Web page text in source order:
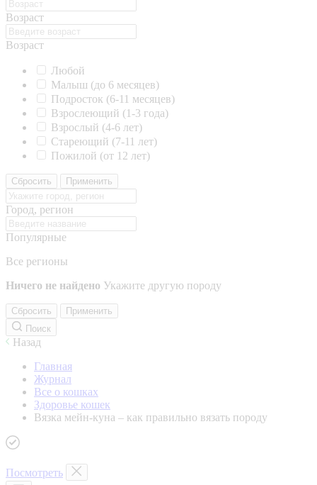
Возраст
Возраст
Любой
Малыш (до 6 месяцев)
Подросток (6-11 месяцев)
Взрослеющий (1-3 года)
Взрослый (4-6 лет)
Стареющий (7-11 лет)
Пожилой (от 12 лет)
Сбросить Применить
Город, регион
Популярные
Все регионы
Ничего не найдено Укажите другую породу
Сбросить
Применить
Поиск
Назад
Главная
Журнал
Все о кошках
Здоровье кошек
Вязка мейн-куна – как правильно вязать породу
Посмотреть